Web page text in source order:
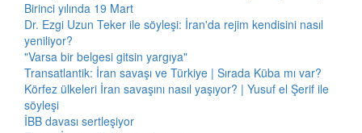
Birinci yılında 19 Mart
Dr. Ezgi Uzun Teker ile söyleşi: İran'da rejim kendisini nasıl
yeniliyor?
"Varsa bir belgesi gitsin yargıya"
Transatlantik: İran savaşı ve Türkiye | Sırada Küba mı var?
Körfez ülkeleri İran savaşını nasıl yaşıyor? | Yusuf el Şerif ile
söyleşi
İBB davası sertleşiyor